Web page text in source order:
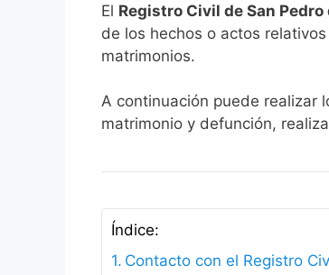
El Registro Civil de San
de los hechos o actos
matrimonios.
A continuación puede realizar
matrimonio y defunción,
Índice:
Contacto con el Registro